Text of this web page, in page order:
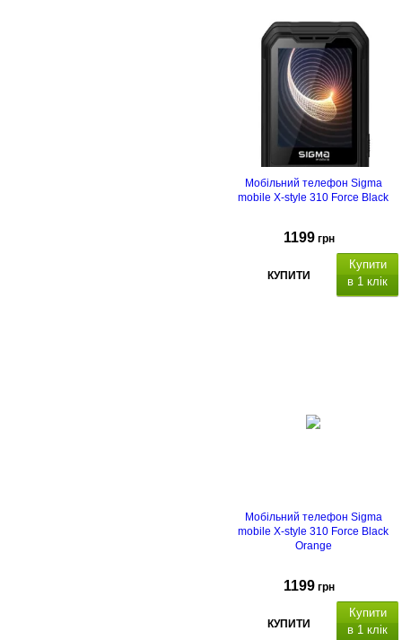
набір8 номерів, пам'ятьна 500
SMS
,ліхтарик
Li-Ion, 1000
Роз'єм для заряджання USB
Type C.
Мобільний телефон Sigma
mobile X-style 310 Force Black
1199 грн
КУПИТИ
Купити
в 1 клік
Мобільний телефон Sigma
mobile X-style 310 Force Black
Orange
1199 грн
КУПИТИ
Купити
в 1 клік